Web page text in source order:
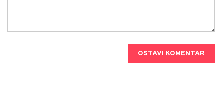
OSTAVI KOMENTAR